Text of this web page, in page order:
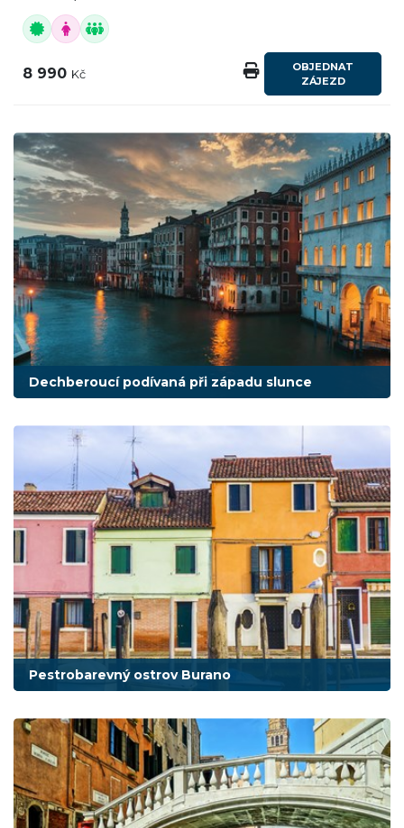
8 990 Kč
OBJEDNAT
ZÁJEZD
Dechberoucí podívaná při západu slunce
Pestrobarevný ostrov Burano